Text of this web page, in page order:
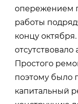
опережением
работы
концу
Простого
поэтому было
капитальный